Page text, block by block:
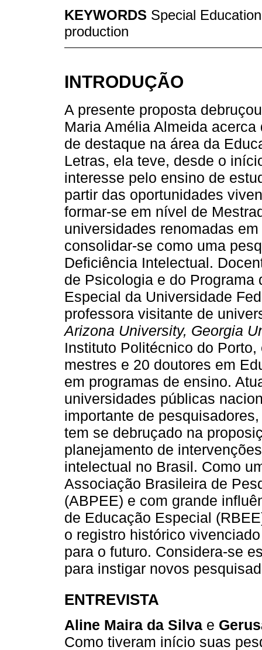
KEYWORDS Special
production
INTRODUÇÃO
A presente proposta
Maria Amélia Almeida
de destaque na área da
Letras, ela teve, desde o
interesse pelo ensino de
partir das oportunidades
formar-se em nível de
universidades renomadas
consolidar-se como uma
Deficiência Intelectual.
de Psicologia e do Programa
Especial da Universidade
professora visitante de
Arizona University, Georgia
Instituto Politécnico do
mestres e 20 doutores em
em programas de ensino.
universidades públicas
importante de
tem se debruçado na
planejamento de
intelectual no Brasil. Como
Associação Brasileira de
(ABPEE) e com grande
de Educação Especial
o registro histórico
para o futuro. Considera-se
para instigar novos
ENTREVISTA
Aline Maira da Silva e
Como tiveram início suas